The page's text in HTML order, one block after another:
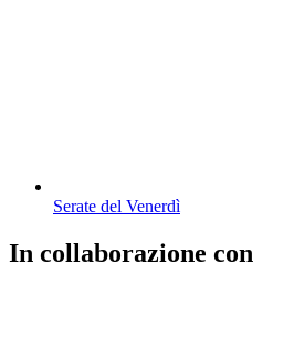
Serate del Venerdì
In collaborazione con